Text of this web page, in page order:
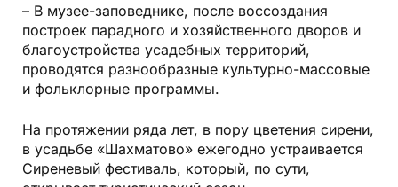
– В музее-заповеднике, после воссоздания
построек парадного и хозяйственного дворов и
благоустройства усадебных территорий,
проводятся разнообразные культурно-массовые
и фольклорные программы.
На протяжении ряда лет, в пору цветения сирени,
в усадьбе «Шахматово» ежегодно устраивается
Сиреневый фестиваль, который, по сути,